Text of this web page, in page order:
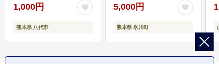
1,000円
熊本県 八代市
5,000円
熊本県 氷川町